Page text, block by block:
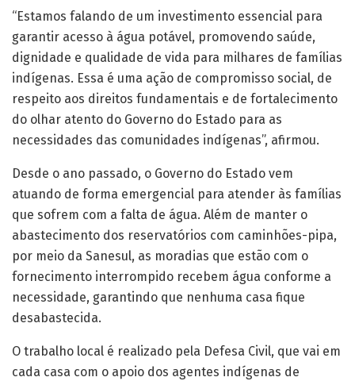
“Estamos falando de um investimento essencial para
garantir acesso à água potável, promovendo saúde,
dignidade e qualidade de vida para milhares de famílias
indígenas. Essa é uma ação de compromisso social, de
respeito aos direitos fundamentais e de fortalecimento
do olhar atento do Governo do Estado para as
necessidades das comunidades indígenas”, afirmou.
Desde o ano passado, o Governo do Estado vem
atuando de forma emergencial para atender às famílias
que sofrem com a falta de água. Além de manter o
abastecimento dos reservatórios com caminhões-pipa,
por meio da Sanesul, as moradias que estão com o
fornecimento interrompido recebem água conforme a
necessidade, garantindo que nenhuma casa fique
desabastecida.
O trabalho local é realizado pela Defesa Civil, que vai em
cada casa com o apoio dos agentes indígenas de